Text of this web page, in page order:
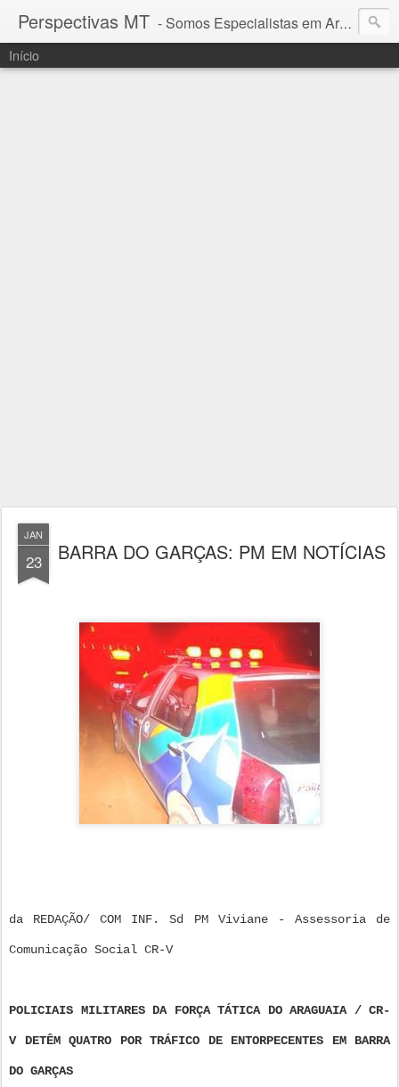
Perspectivas MT - Somos Especialistas em Araguaia - Mato Grosso
Início
JAN
23 BARRA DO GARÇAS: PM EM NOTÍCIAS
da REDAÇÃO/ COM INF. Sd PM Viviane - Assessoria de
Comunicação Social CR-V
POLICIAIS MILITARES DA FORÇA TÁTICA DO ARAGUAIA / CR-
V DETÊM QUATRO POR TRÁFICO DE ENTORPECENTES EM BARRA
DO GARÇAS